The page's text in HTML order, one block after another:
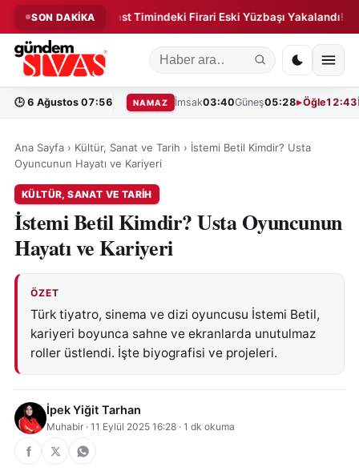
SON DAKİKA
◆ Suikast Timindeki Firari Eski Yüzbaşı Yakalandı! ◆
🕒 6 Ağustos 07:56 NAMAZ İmsak03:40Güneş05:28 Öğle12:43
Ana Sayfa › Kültür, Sanat ve Tarih › İstemi Betil Kimdir? Usta
Oyuncunun Hayatı ve Kariyeri
KÜLTÜR, SANAT VE TARIH
İstemi Betil Kimdir? Usta Oyuncunun
Hayatı ve Kariyeri
ÖZET
Türk tiyatro, sinema ve dizi oyuncusu İstemi Betil,
kariyeri boyunca sahne ve ekranlarda unutulmaz
roller üstlendi. İşte biyografisi ve projeleri.
İpek Yiğit Tarhan
Muhabir · 11 Eylül 2025 16:28 · 1 dk okuma